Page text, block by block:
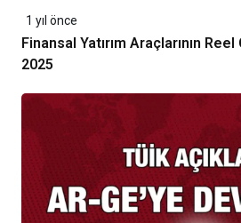
1 yıl önce
Finansal Yatırım Araçlarının
2025